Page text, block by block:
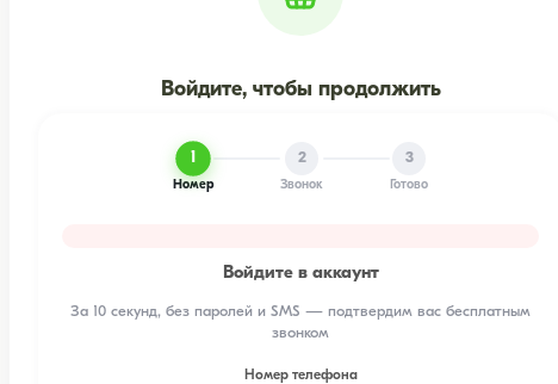
Войдите, чтобы продолжить
1
Номер
2
Звонок
3
Готово
Войдите в аккаунт
За 10 секунд, без паролей и SMS — подтвердим вас бесплатным
звонком
Номер телефона